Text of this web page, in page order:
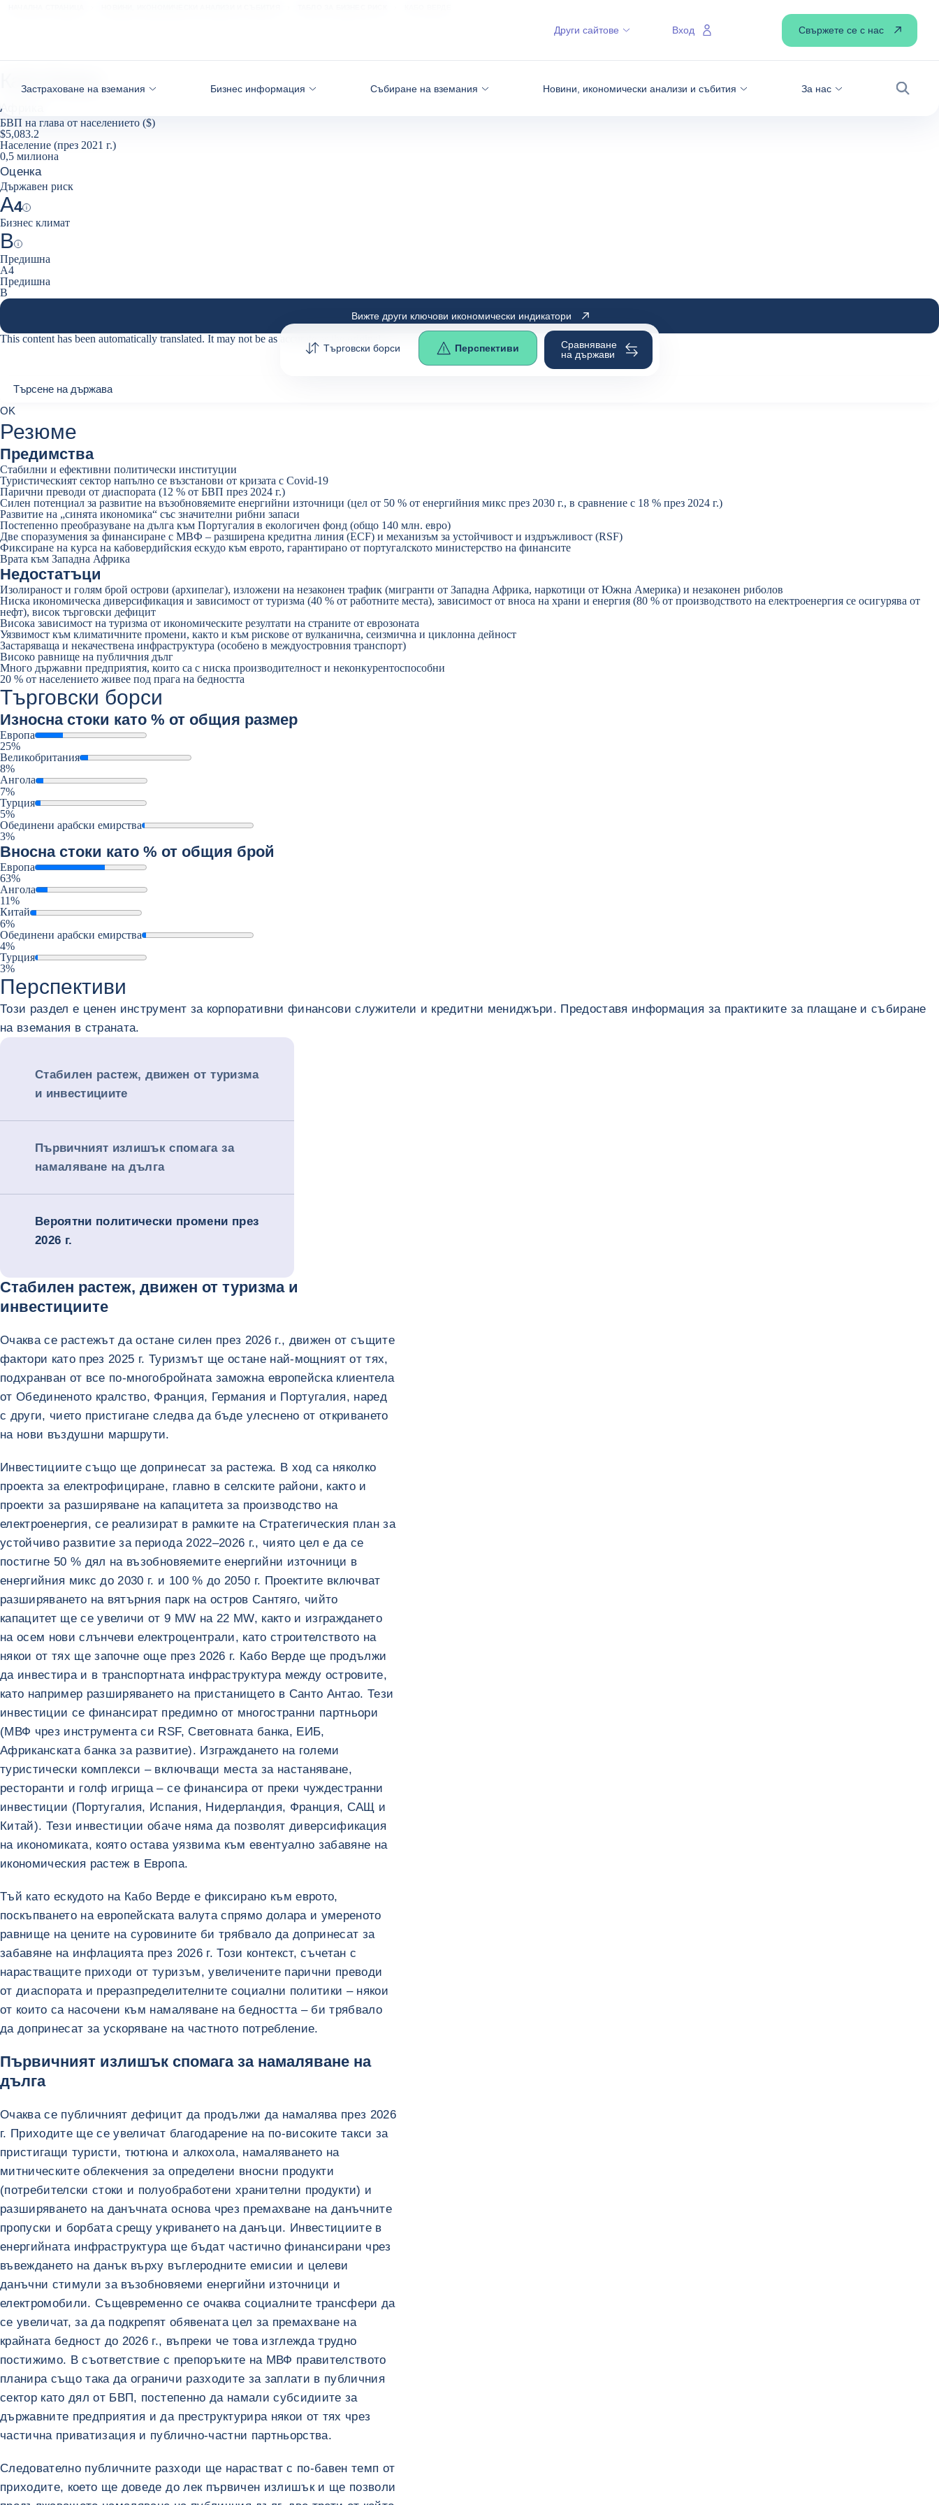
Застраховане на вземания Бизнес информация Събиране на вземания Новини, икономически анализи и събития За нас
Други сайтове Вход Свържете се с нас
Кабо Верде
Африка
БВП на глава от населението ($)
$5,083.2
Население (през 2021 г.)
0,5 милиона
Оценка
Държавен риск
A4
Help
Бизнес климат
B
Help
Предишна
A4
Предишна
B
Вижте други ключови икономически индикатори
This content has been automatically translated. It may not be as accurate as the
Търговски борси Перспективи
Сравняване
на държави
Търсене на държава
0suggestions
Търсене на държава
OK
Резюме
Предимства
Стабилни и ефективни политически институции
Туристическият сектор напълно се възстанови от кризата с Covid-19
Парични преводи от диаспората (12 % от БВП през 2024 г.)
Силен потенциал за развитие на възобновяемите енергийни източници (цел от 50 % от енергийния микс през 2030 г., в сравнение с 18 % през 2024 г.)
Развитие на „синята икономика“ със значителни рибни запаси
Постепенно преобразуване на дълга към Португалия в екологичен фонд (общо 140 млн. евро)
Две споразумения за финансиране с МВФ – разширена кредитна линия (ECF) и механизъм за устойчивост и издръжливост (RSF)
Фиксиране на курса на кабовердийския ескудо към еврото, гарантирано от португалското министерство на финансите
Врата към Западна Африка
Недостатъци
Изолираност и голям брой острови (архипелаг), изложени на незаконен трафик (мигранти от Западна Африка, наркотици от Южна Америка) и незаконен риболов
Ниска икономическа диверсификация и зависимост от туризма (40 % от работните места), зависимост от вноса на храни и енергия (80 % от производството на електроенергия се осигурява от
нефт), висок търговски дефицит
Висока зависимост на туризма от икономическите резултати на страните от еврозоната
Уязвимост към климатичните промени, както и към рискове от вулканична, сеизмична и циклонна дейност
Застаряваща и некачествена инфраструктура (особено в междуостровния транспорт)
Високо равнище на публичния дълг
Много държавни предприятия, които са с ниска производителност и неконкурентоспособни
20 % от населението живее под прага на бедността
Търговски борси
Износна стоки като % от общия размер
Европа
25%
Великобритания
8%
Ангола
7%
Турция
5%
Обединени арабски емирства
3%
Вносна стоки като % от общия брой
Европа
63%
Ангола
11%
Китай
6%
Обединени арабски емирства
4%
Турция
3%
Перспективи
Този раздел е ценен инструмент за корпоративни финансови служители и кредитни мениджъри. Предоставя информация за практиките за плащане и събиране
на вземания в страната.
Стабилен растеж, движен от туризма
и инвестициите
Първичният излишък спомага за
намаляване на дълга
Вероятни политически промени през
2026 г.
Стабилен растеж, движен от туризма и
инвестициите
Очаква се растежът да остане силен през 2026 г., движен от същите
фактори като през 2025 г. Туризмът ще остане най-мощният от тях,
подхранван от все по-многобройната заможна европейска клиентела
от Обединеното кралство, Франция, Германия и Португалия, наред
с други, чието пристигане следва да бъде улеснено от откриването
на нови въздушни маршрути.
Инвестициите също ще допринесат за растежа. В ход са няколко
проекта за електрофициране, главно в селските райони, както и
проекти за разширяване на капацитета за производство на
електроенергия, се реализират в рамките на Стратегическия план за
устойчиво развитие за периода 2022–2026 г., чиято цел е да се
постигне 50 % дял на възобновяемите енергийни източници в
енергийния микс до 2030 г. и 100 % до 2050 г. Проектите включват
разширяването на вятърния парк на остров Сантяго, чийто
капацитет ще се увеличи от 9 MW на 22 MW, както и изграждането
на осем нови слънчеви електроцентрали, като строителството на
някои от тях ще започне още през 2026 г. Кабо Верде ще продължи
да инвестира и в транспортната инфраструктура между островите,
като например разширяването на пристанището в Санто Антао. Тези
инвестиции се финансират предимно от многостранни партньори
(МВФ чрез инструмента си RSF, Световната банка, ЕИБ,
Африканската банка за развитие). Изграждането на големи
туристически комплекси – включващи места за настаняване,
ресторанти и голф игрища – се финансира от преки чуждестранни
инвестиции (Португалия, Испания, Нидерландия, Франция, САЩ и
Китай). Тези инвестиции обаче няма да позволят диверсификация
на икономиката, която остава уязвима към евентуално забавяне на
икономическия растеж в Европа.
Тъй като ескудото на Кабо Верде е фиксирано към еврото,
поскъпването на европейската валута спрямо долара и умереното
равнище на цените на суровините би трябвало да допринесат за
забавяне на инфлацията през 2026 г. Този контекст, съчетан с
нарастващите приходи от туризъм, увеличените парични преводи
от диаспората и преразпределителните социални политики – някои
от които са насочени към намаляване на бедността – би трябвало
да допринесат за ускоряване на частното потребление.
Първичният излишък спомага за намаляване на
дълга
Очаква се публичният дефицит да продължи да намалява през 2026
г. Приходите ще се увеличат благодарение на по-високите такси за
пристигащи туристи, тютюна и алкохола, намаляването на
митническите облекчения за определени вносни продукти
(потребителски стоки и полуобработени хранителни продукти) и
разширяването на данъчната основа чрез премахване на данъчните
пропуски и борбата срещу укриването на данъци. Инвестициите в
енергийната инфраструктура ще бъдат частично финансирани чрез
въвеждането на данък върху въглеродните емисии и целеви
данъчни стимули за възобновяеми енергийни източници и
електромобили. Същевременно се очаква социалните трансфери да
се увеличат, за да подкрепят обявената цел за премахване на
крайната бедност до 2026 г., въпреки че това изглежда трудно
постижимо. В съответствие с препоръките на МВФ правителството
планира също така да ограничи разходите за заплати в публичния
сектор като дял от БВП, постепенно да намали субсидиите за
държавните предприятия и да преструктурира някои от тях чрез
частична приватизация и публично-частни партньорства.
Следователно публичните разходи ще нарастват с по-бавен темп от
приходите, което ще доведе до лек първичен излишък и ще позволи